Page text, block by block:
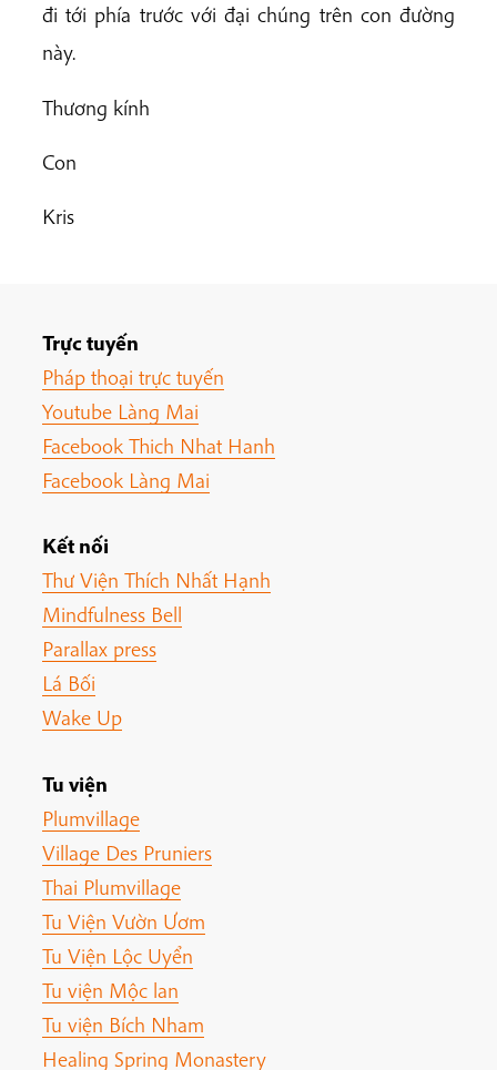
đi tới phía trước với đại chúng trên con đường
này.
Thương kính
Con
Kris
Trực tuyến
Pháp thoại trực tuyến
Youtube Làng Mai
Facebook Thich Nhat Hanh
Facebook Làng Mai
Kết nối
Thư Viện Thích Nhất Hạnh
Mindfulness Bell
Parallax press
Lá Bối
Wake Up
Tu viện
Plumvillage
Village Des Pruniers
Thai Plumvillage
Tu Viện Vườn Ươm
Tu Viện Lộc Uyển
Tu viện Mộc lan
Tu viện Bích Nham
Healing Spring Monastery